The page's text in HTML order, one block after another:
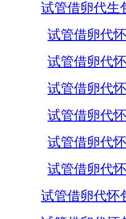
试管借卵代生
试管借卵代
试管借卵代
试管借卵代
试管借卵代
试管借卵代
试管借卵代
试管借卵代怀